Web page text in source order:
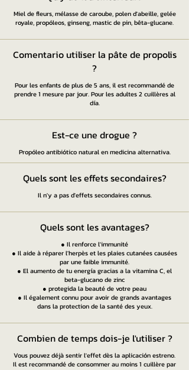
Miel de fleurs, mélasse de caroube, polen d'abeille, gelée
royale, propóleos, ginseng, mastic de pin, bêta-glucane.
Comentario utiliser la pâte de propolis
?
Pour les enfants de plus de 5 ans, il est recommandé de
prendre 1 mesure par jour. Pour les adultes 2 cuillères al
día.
Est-ce une drogue ?
Propóleo antibiótico natural en medicina alternativa.
Quels sont les effets secondaires?
Il n'y a pas d'effets secondaires connus.
Quels sont les avantages?
● Il renforce l'immunité
● Il aide à réparer l'herpès et les plaies cutanées causées
par une faible immunité.
● El aumento de tu energía gracias a la vitamina C, el
beta-glucano de zinc
● protegida la beauté de votre peau
● Il également connu pour avoir de grands avantages
dans la protection de la santé des yeux.
Combien de temps dois-je l'utiliser ?
Vous pouvez déjà sentir l'effet dès la aplicación estreno.
Il est recommandé de consommer au moins 1 cuillère par